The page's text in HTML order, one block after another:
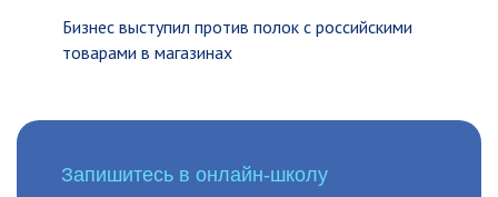
Бизнес выступил против полок с российскими
товарами в магазинах
Запишитесь в онлайн-школу